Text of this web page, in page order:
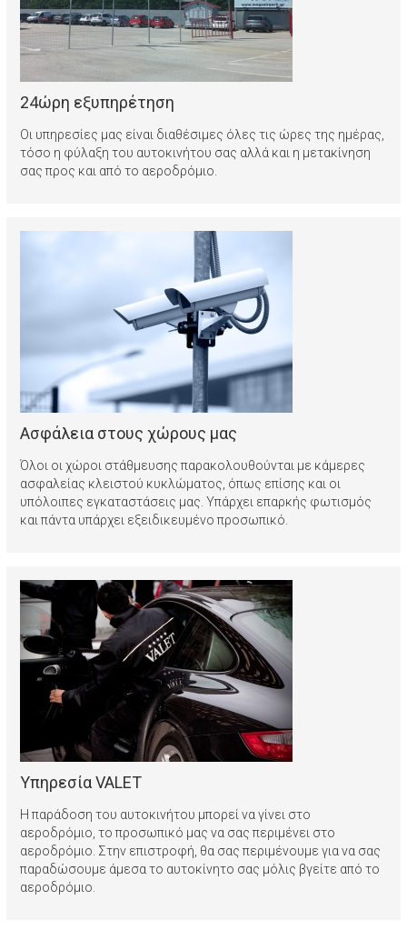
24ώρη εξυπηρέτηση
Οι υπηρεσίες μας είναι διαθέσιμες όλες τις ώρες της ημέρας,
τόσο η φύλαξη του αυτοκινήτου σας αλλά και η μετακίνηση
σας προς και από το αεροδρόμιο.
Ασφάλεια στους χώρους μας
Όλοι οι χώροι στάθμευσης παρακολουθούνται με κάμερες
ασφαλείας κλειστού κυκλώματος, όπως επίσης και οι
υπόλοιπες εγκαταστάσεις μας. Υπάρχει επαρκής φωτισμός
και πάντα υπάρχει εξειδικευμένο προσωπικό.
Υπηρεσία VALET
Η παράδοση του αυτοκινήτου μπορεί να γίνει στο
αεροδρόμιο, το προσωπικό μας να σας περιμένει στο
αεροδρόμιο. Στην επιστροφή, θα σας περιμένουμε για να σας
παραδώσουμε άμεσα το αυτοκίνητο σας μόλις βγείτε από το
αεροδρόμιο.